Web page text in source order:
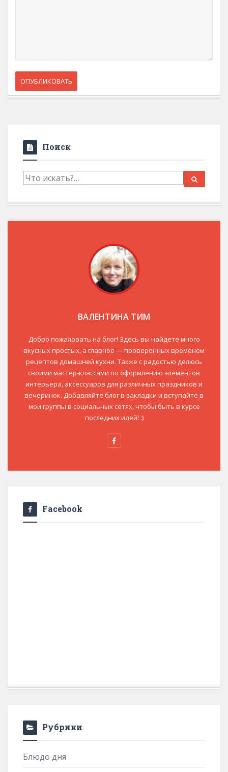
Поиск
ВАЛЕНТИНА ТИМ
Добро пожаловать на блог! Здесь вы найдете много
вкусных простых, а главное — проверенных временем
рецептов домашней кухни. Также с радостью делюсь
своими мастер-классами по оформлению элементов
интерьера, аксессуаров для различных праздников и
вечеринок. Добавляйте блог в закладки и вступайте в
мои группы в социальных сетях, чтобы быть в курсе
последних идей! :)
Facebook
Рубрики
Блюдо дня